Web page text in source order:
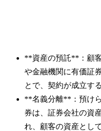
**資産の預託**：顧
や金融機関に有価証
とで、契約が成立する
**名義分離**：預け
券は、証券会社の資
れ、顧客の資産とし